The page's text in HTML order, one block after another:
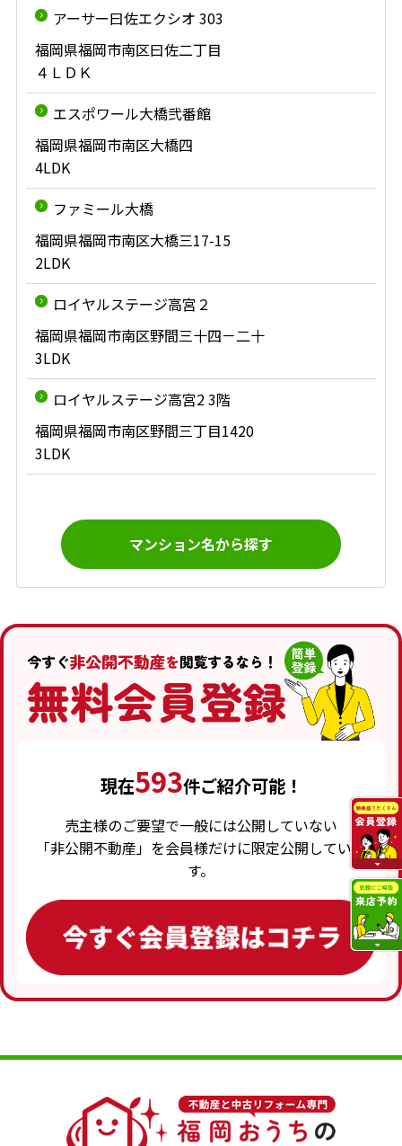
アーサー曰佐エクシオ 303
福岡県福岡市南区曰佐二丁目
４ＬＤＫ
エスポワール大橋弐番館
福岡県福岡市南区大橋四
4LDK
ファミール大橋
福岡県福岡市南区大橋三17-15
2LDK
ロイヤルステージ高宮２
福岡県福岡市南区野間三十四－二十
3LDK
ロイヤルステージ高宮2 3階
福岡県福岡市南区野間三丁目1420
3LDK
マンション名から探す
現在593件ご紹介可能！
売主様のご要望で一般には公開していない
「非公開不動産」を会員様だけに限定公開していま
す。